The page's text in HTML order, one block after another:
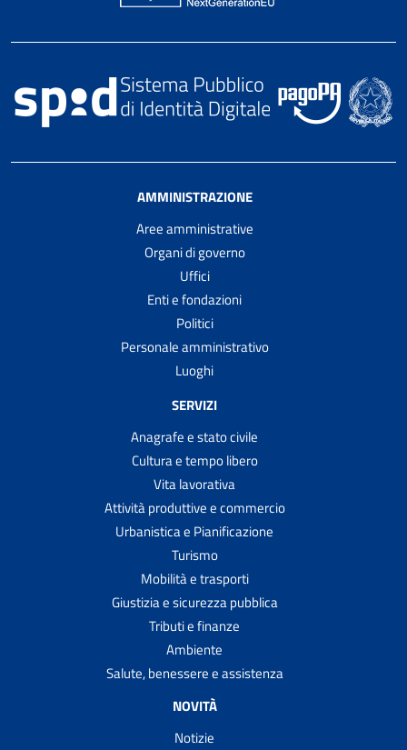
AMMINISTRAZIONE
Aree amministrative
Organi di governo
Uffici
Enti e fondazioni
Politici
Personale amministrativo
Luoghi
SERVIZI
Anagrafe e stato civile
Cultura e tempo libero
Vita lavorativa
Attività produttive e commercio
Urbanistica e Pianificazione
Turismo
Mobilità e trasporti
Giustizia e sicurezza pubblica
Tributi e finanze
Ambiente
Salute, benessere e assistenza
NOVITÀ
Notizie